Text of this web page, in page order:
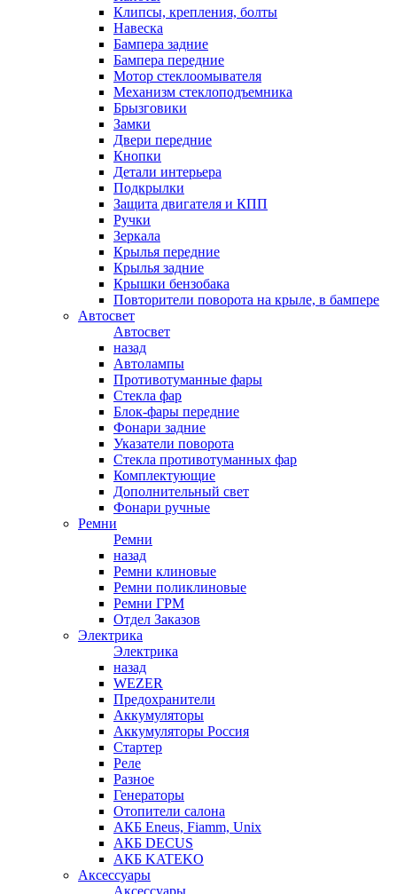
Клипсы, крепления, болты
Навеска
Бампера задние
Бампера передние
Мотор стеклоомывателя
Механизм стеклоподъемника
Брызговики
Замки
Двери передние
Кнопки
Детали интерьера
Подкрылки
Защита двигателя и КПП
Ручки
Зеркала
Крылья передние
Крылья задние
Крышки бензобака
Повторители поворота на крыле, в бампере
Автосвет
Автосвет
назад
Автолампы
Противотуманные фары
Стекла фар
Блок-фары передние
Фонари задние
Указатели поворота
Стекла противотуманных фар
Комплектующие
Дополнительный свет
Фонари ручные
Ремни
Ремни
назад
Ремни клиновые
Ремни поликлиновые
Ремни ГРМ
Отдел Заказов
Электрика
Электрика
назад
WEZER
Предохранители
Аккумуляторы
Аккумуляторы Россия
Стартер
Реле
Разное
Генераторы
Отопители салона
АКБ Eneus, Fiamm, Unix
АКБ DECUS
АКБ KATEKO
Аксессуары
Аксессуары